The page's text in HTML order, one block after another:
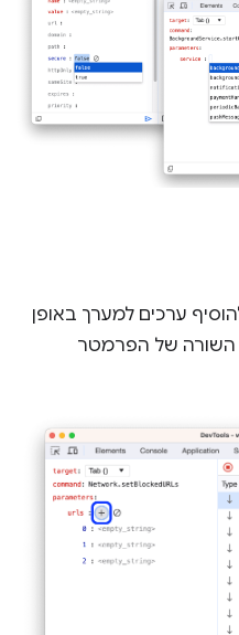
ערכים למערך באופן
השורה של הפרמטר